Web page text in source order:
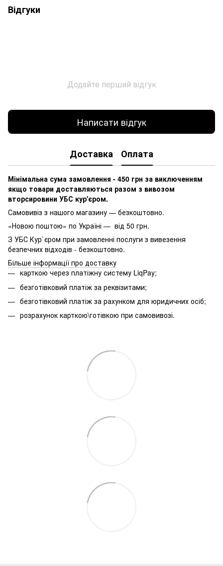
Відгуки
Додайте перший відгук
Написати відгук
Доставка Оплата
Мінімальна сума замовлення - 450 грн за виключенням
якщо товари доставляються разом з вивозом
вторсировини УБС кур'єром.
Самовивіз з нашого магазину — безкоштовно.
«Новою поштою» по Україні — від 50 грн.
З УБС Кур`єром при замовленні послуги з вивезення
безпечних відходів - безкоштовно.
Більше інформації про доставку
карткою через платіжну систему LiqPay;
безготівковий платіж за реквізитами;
безготівковий платіж за рахунком для юридичних осіб;
розрахунок карткою\готівкою при самовивозі.